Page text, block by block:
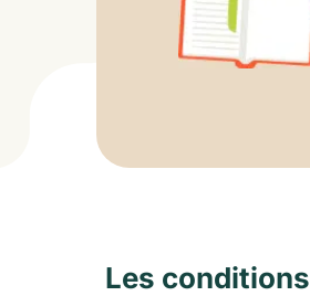
Les conditions